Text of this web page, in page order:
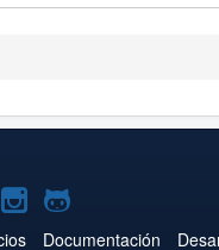
Joomla!
en
Joomla!
en
Documentación